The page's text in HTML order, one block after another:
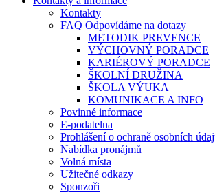
Kontakty
FAQ Odpovídáme na dotazy
METODIK PREVENCE
VÝCHOVNÝ PORADCE
KARIÉROVÝ PORADCE
ŠKOLNÍ DRUŽINA
ŠKOLA VÝUKA
KOMUNIKACE A INFO
Povinné informace
E-podatelna
Prohlášení o ochraně osobních
Nabídka pronájmů
Volná místa
Užitečné odkazy
Sponzoři